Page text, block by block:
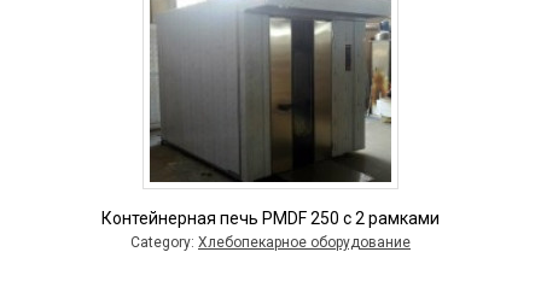
Контейнерная печь PMDF 250 с 2 рамками
Category: Хлебопекарное оборудование